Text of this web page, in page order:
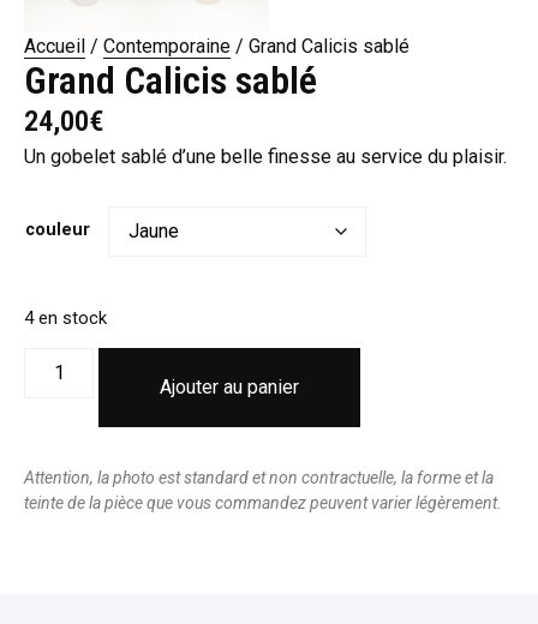
Accueil / Contemporaine / Grand Calicis sablé
Grand Calicis sablé
24,00€
Un gobelet sablé d’une belle finesse au service du plaisir.
couleur
4 en stock
Ajouter au panier
Attention, la photo est standard et non contractuelle, la forme et la
teinte de la pièce que vous commandez peuvent varier légèrement.